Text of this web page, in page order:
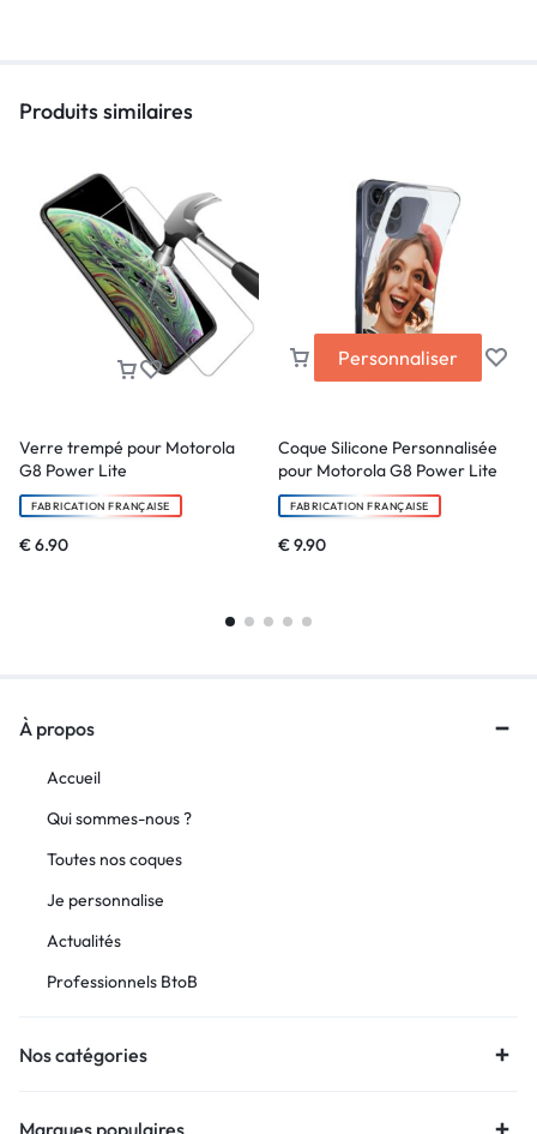
Produits similaires
Verre trempé pour Motorola
G8 Power Lite
FABRICATION FRANÇAISE
€6.90
Personnaliser
Coque Silicone Personnalisée
pour Motorola G8 Power Lite
FABRICATION FRANÇAISE
€9.90
À propos
Accueil
Qui sommes-nous ?
Toutes nos coques
Je personnalise
Actualités
Professionnels BtoB
Nos catégories